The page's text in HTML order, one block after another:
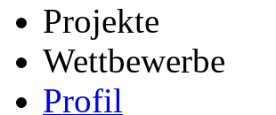
Projekte
Wettbewerbe
Profil